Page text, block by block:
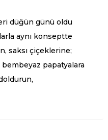
düğün günü oldu
aynı konseptte
saksı çiçeklerine;
papatyalara